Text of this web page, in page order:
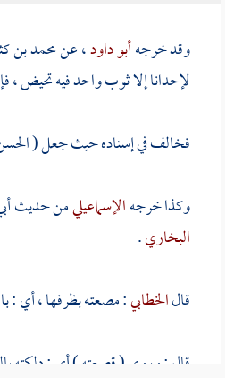
وقد خرجهأبو داود، عنمحمد بن
لإحدانا إلا ثوب واحد فيه تحيض ،
فخالف في إسناده حيث جعل (
وكذا خرجهالإسماعيليمن حديث
البخاري.
قالالخطابي: مصعته بظرفها ، أي
قال : وروي ( قصعته ) أي : دلكته